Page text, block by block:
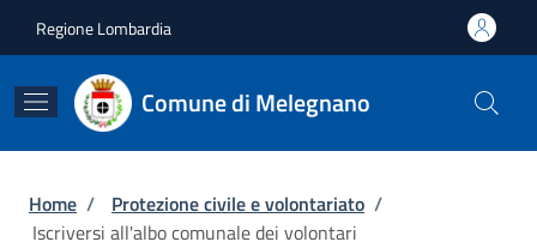
Regione Lombardia
Comune di Melegnano
Briciole di pane
Home / Protezione civile e volontariato /
Iscriversi all'albo comunale dei volontari